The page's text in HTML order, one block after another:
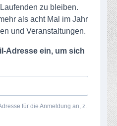
zu bleiben.
als acht Mal im Jahr
und Veranstaltungen.
Adresse ein, um sich
für die Anmeldung an, z.